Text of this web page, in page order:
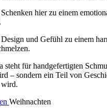
hier zu einem
und Gefühl zu einem
steht für handgefertigten
– sondern ein Teil von
Weihnachten